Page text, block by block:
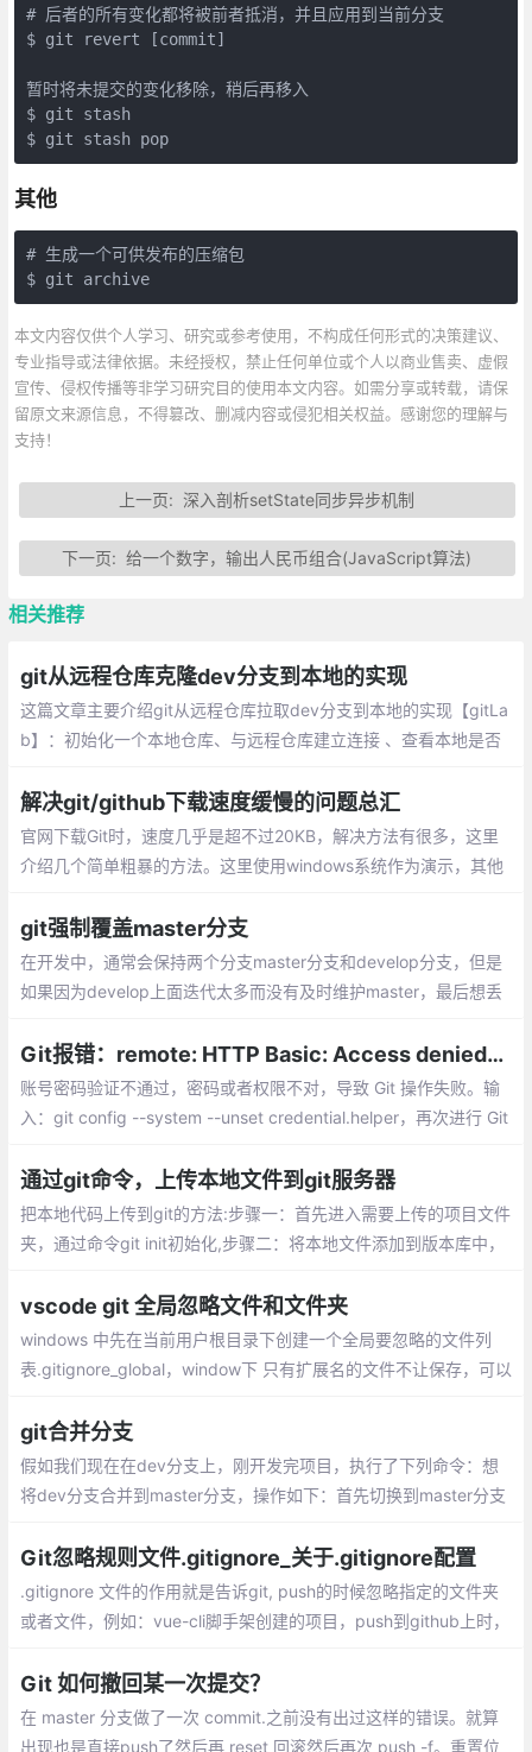
# 后者的所有变化都将被前者抵消，并且应用到当前分支
$ git revert [commit]
暂时将未提交的变化移除，稍后再移入
$ git stash
$ git stash pop
其他
# 生成一个可供发布的压缩包
$ git archive
本文内容仅供个人学习、研究或参考使用，不构成任何形式的决策建议、
专业指导或法律依据。未经授权，禁止任何单位或个人以商业售卖、虚假
宣传、侵权传播等非学习研究目的使用本文内容。如需分享或转载，请保
留原文来源信息，不得篡改、删减内容或侵犯相关权益。感谢您的理解与
支持！
上一页:深入剖析setState同步异步机制
下一页:给一个数字，输出人民币组合(JavaScript算法)
相关推荐
git从远程仓库克隆dev分支到本地的实现
这篇文章主要介绍git从远程仓库拉取dev分支到本地的实现【gitLa
b】：初始化一个本地仓库、与远程仓库建立连接 、查看本地是否
的内容都拉取到本地
解决git/github下载速度缓慢的问题总汇
官网下载Git时，速度几乎是超不过20KB，解决方法有很多，这里
介绍几个简单粗暴的方法。这里使用windows系统作为演示，其他
git强制覆盖master分支
在开发中，通常会保持两个分支master分支和develop分支，但是
如果因为develop上面迭代太多而没有及时维护master，最后想丢
作呢？因此，做如下总结分享，希望对遇到同样问题的人用帮助。Git报错：remote: HTTP Basic: Access denied的解决方法
账号密码验证不通过，密码或者权限不对，导致 Git 操作失败。输
入：git config --system --unset credential.helper，再次进行 Git
通过git命令，上传本地文件到git服务器
把本地代码上传到git的方法:步骤一：首先进入需要上传的项目文件
夹，通过命令git init初始化,步骤二：将本地文件添加到版本库中，
it commit将文件提交到本地仓库...
vscode git 全局忽略文件和文件夹
windows 中先在当前用户根目录下创建一个全局要忽略的文件列
表.gitignore_global，window下 只有扩展名的文件不让保存，可以
git合并分支
假如我们现在在dev分支上，刚开发完项目，执行了下列命令：想
将dev分支合并到master分支，操作如下：首先切换到master分支
Git忽略规则文件.gitignore_关于.gitignore配置
.gitignore 文件的作用就是告诉git, push的时候忽略指定的文件夹
或者文件，例如：vue-cli脚手架创建的项目，push到github上时，
动为我们创建了 .gitignroe文件，并且为我们写好了规则。
Git 如何撤回某一次提交？
在 master 分支做了一次 commit.之前没有出过这样的错误。就算
出现也是直接push了然后再 reset 回滚然后再次 push -f。重置位